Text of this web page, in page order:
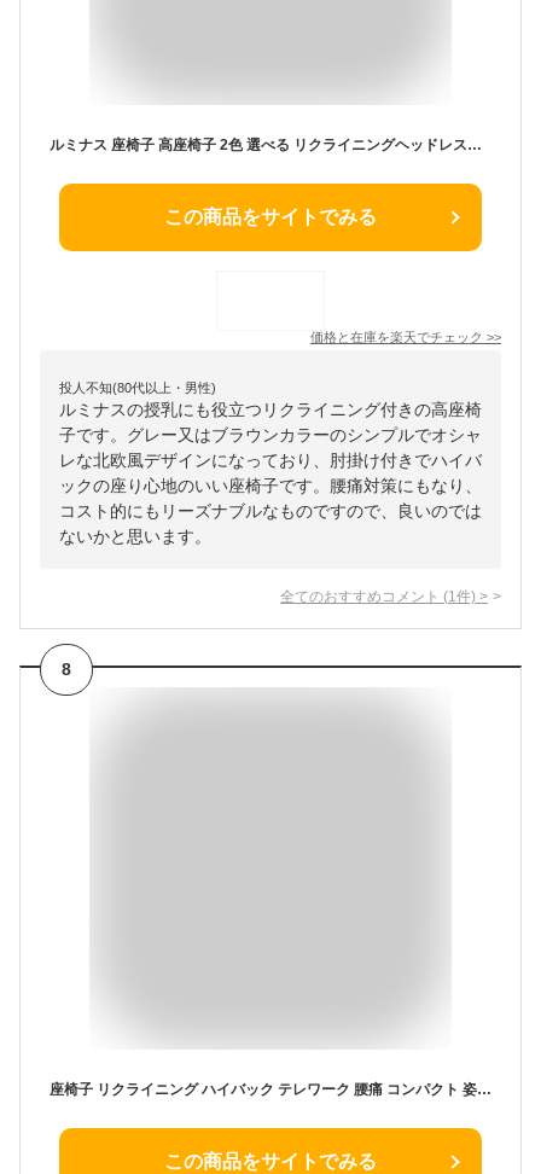
ルミナス 座椅子 高座椅子 2色 選べる リクライニングヘッドレスト 腰痛 授乳 おしゃれ ハイバック コンパクト ソファー ソファ 北欧 ハイチェア 肘掛け 高齢者 一人掛け 一人用 かわいい 敬老の日 パーソナルソファ 和室 ESC 妊婦
この商品をサイトでみる
価格と在庫を楽天でチェック >>
投人不知(80代以上・男性)
ルミナスの授乳にも役立つリクライニング付きの高座椅
子です。グレー又はブラウンカラーのシンプルでオシャ
レな北欧風デザインになっており、肘掛け付きでハイバ
ックの座り心地のいい座椅子です。腰痛対策にもなり、
コスト的にもリーズナブルなものですので、良いのでは
ないかと思います。
全てのおすすめコメント (1 件) >
8
座椅子 リクライニング ハイバック テレワーク 腰痛 コンパクト 姿勢 腰 日本製 寝れる 首 作業 デスク 仕事 ローソファー 1人掛け 和楽 和楽の月 和楽の雲ニューバージョン 楽天イスランキング1位 インテリア タカミネ
この商品をサイトでみる